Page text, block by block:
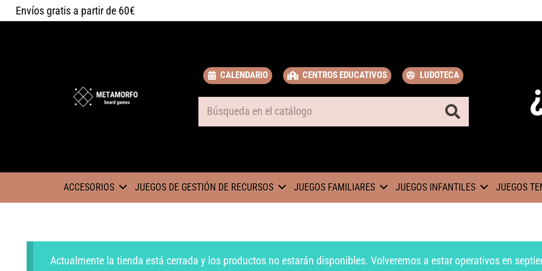
Envíos gratis a partir de 60€
CALENDARIO CENTROS EDUCATIVOS LUDOTECA
ACCESORIOS JUEGOS DE GESTIÓN DE RECURSOS JUEGOS FAMILIARES JUEGOS INFANTILES JUEGOS
Actualmente la tienda está cerrada y los productos no estarán disponibles. Volveremos a estar operativos en